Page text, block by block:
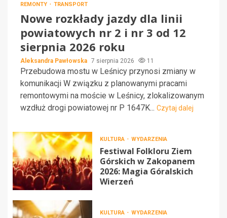
REMONTY TRANSPORT
Nowe rozkłady jazdy dla linii
powiatowych nr 2 i nr 3 od 12
sierpnia 2026 roku
Aleksandra Pawłowska 7 sierpnia 2026 11
Przebudowa mostu w Leśnicy przynosi zmiany w
komunikacji W związku z planowanymi pracami
remontowymi na moście w Leśnicy, zlokalizowanym
wzdłuż drogi powiatowej nr P 1647K... Czytaj dalej
KULTURA WYDARZENIA
Festiwal Folkloru Ziem
Górskich w Zakopanem
2026: Magia Góralskich
Wierzeń
KULTURA WYDARZENIA